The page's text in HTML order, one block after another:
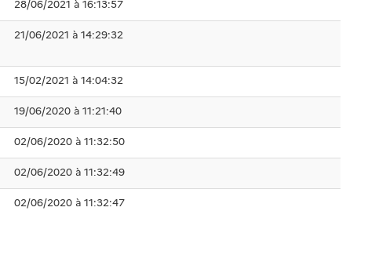
28/06/2021 à 16:13:57
21/06/2021 à 14:29:32
15/02/2021 à 14:04:32
19/06/2020 à 11:21:40
02/06/2020 à 11:32:50
02/06/2020 à 11:32:49
02/06/2020 à 11:32:47